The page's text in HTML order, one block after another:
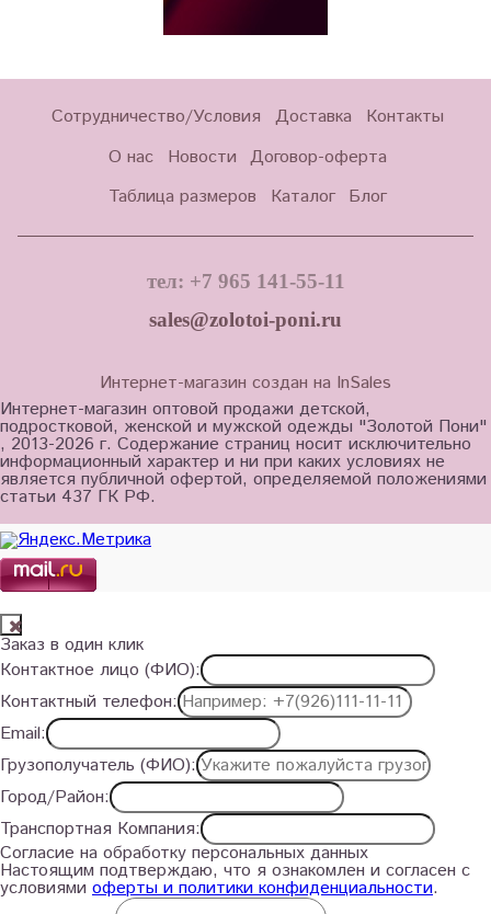
Сотрудничество/Условия Доставка
Контакты
О нас
Новости Договор-оферта
Таблица размеров
Каталог Блог
тел: +7 965 141-55-11
sales@zolotoi-poni.ru
Интернет-магазин создан на InSales
Интернет-магазин оптовой продажи детской,
подростковой, женской и мужской одежды "Золотой Пони"
, 2013-2026 г. Содержание страниц носит исключительно
информационный характер и ни при каких условиях не
является публичной офертой, определяемой положениями
статьи 437 ГК РФ.
Заказ в один клик
Контактное лицо (ФИО):
Контактный телефон:
Email:
Грузополучатель (ФИО):
Город/Район:
Транспортная Компания:
Согласие на обработку персональных данных
Настоящим подтверждаю, что я ознакомлен и согласен с
условиями оферты и политики конфиденциальности.